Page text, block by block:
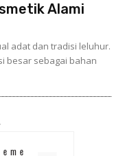
Alami
adat dan tradisi leluhur.
besar sebagai bahan